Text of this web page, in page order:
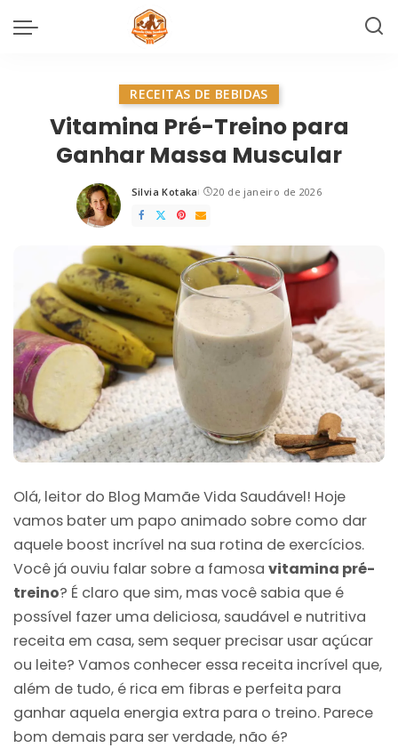
RECEITAS DE BEBIDAS
Vitamina Pré-Treino para
Ganhar Massa Muscular
Posted
by
Silvia Kotaka 20 de janeiro de 2026
Olá, leitor do Blog Mamãe Vida Saudável! Hoje
vamos bater um papo animado sobre como dar
aquele boost incrível na sua rotina de exercícios.
Você já ouviu falar sobre a famosa vitamina pré-
treino? É claro que sim, mas você sabia que é
possível fazer uma deliciosa, saudável e nutritiva
receita em casa, sem sequer precisar usar açúcar
ou leite? Vamos conhecer essa receita incrível que,
além de tudo, é rica em fibras e perfeita para
ganhar aquela energia extra para o treino. Parece
bom demais para ser verdade, não é?